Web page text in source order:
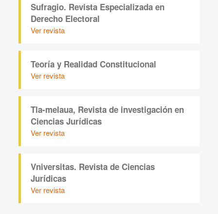
Sufragio. Revista Especializada en
Derecho Electoral
Ver revista
Teoría y Realidad Constitucional
Ver revista
Tla-melaua, Revista de investigación en
Ciencias Jurídicas
Ver revista
Vniversitas. Revista de Ciencias
Jurídicas
Ver revista